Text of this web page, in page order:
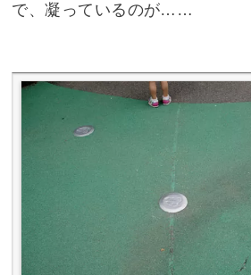
で、凝っているのが……